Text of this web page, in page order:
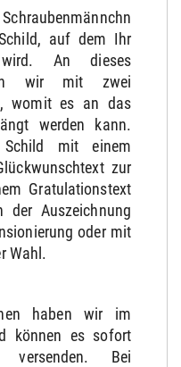
auf dem Ihr
wird. An dieses
wir mit zwei
womit es an das
werden kann.
mit einem
zur
Gratulationstext
Auszeichnung
oder mit
Wahl.
haben wir im
können es sofort
versenden. Bei